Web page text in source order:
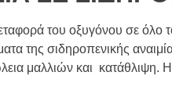
του οξυγόνου σε
της σιδηροπενικής
μαλλιών και κατάθλιψη.